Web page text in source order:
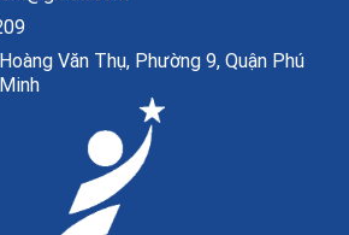
Văn Thụ, Phường 9, Quận Phú